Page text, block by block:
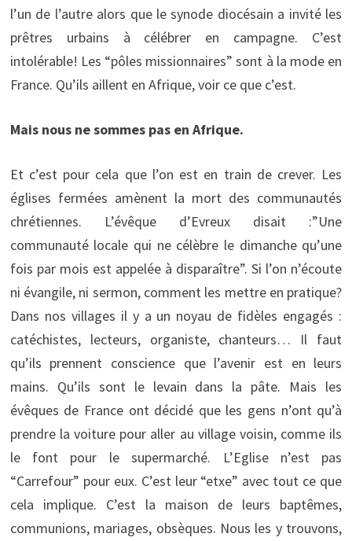
l’un de l’autre alors que le synode diocésain a invité les
prêtres urbains à célébrer en campagne. C’est
intolérable! Les “pôles missionnaires” sont à la mode en
France. Qu’ils aillent en Afrique, voir ce que c’est.
Mais nous ne sommes pas en Afrique.
Et c’est pour cela que l’on est en train de crever. Les
églises fermées amènent la mort des communautés
chrétiennes. L’évêque d’Evreux disait :”Une
communauté locale qui ne célèbre le dimanche qu’une
fois par mois est appelée à disparaître”. Si l’on n’écoute
ni évangile, ni sermon, comment les mettre en pratique?
Dans nos villages il y a un noyau de fidèles engagés :
catéchistes, lecteurs, organiste, chanteurs… Il faut
qu’ils prennent conscience que l’avenir est en leurs
mains. Qu’ils sont le levain dans la pâte. Mais les
évêques de France ont décidé que les gens n’ont qu’à
prendre la voiture pour aller au village voisin, comme ils
le font pour le supermarché. L’Eglise n’est pas
“Carrefour” pour eux. C’est leur “etxe” avec tout ce que
cela implique. C’est la maison de leurs baptêmes,
communions, mariages, obsèques. Nous les y trouvons,